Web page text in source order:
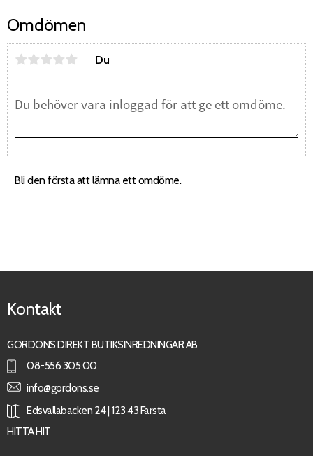
Omdömen
Du
Bli den första att lämna ett omdöme.
Kontakt
GORDONS DIREKT BUTIKSINREDNINGAR AB
08-556 305 00
info@gordons.se
Edsvallabacken 24 | 123 43 Farsta
HITTA HIT